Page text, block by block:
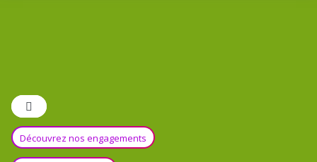
Découvrez nos engagements